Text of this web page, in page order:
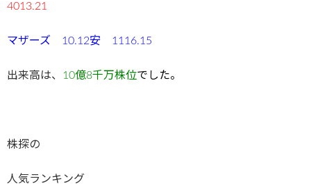
4013.21
マザーズ 10.12安 1116.15
出来高は、 10億8千万株位でした。
株探の
人気ランキング